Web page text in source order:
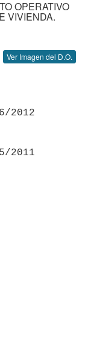
OPERATIVO
VIVIENDA.
Ver Imagen del D.O.
2012